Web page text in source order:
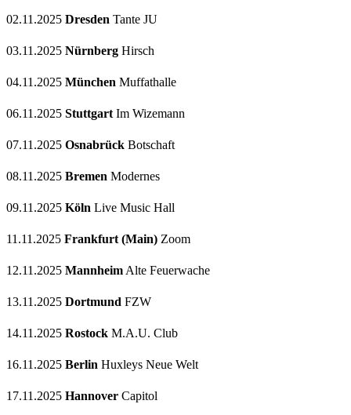
02.11.2025 Dresden Tante JU
03.11.2025 Nürnberg Hirsch
04.11.2025 München Muffathalle
06.11.2025 Stuttgart Im Wizemann
07.11.2025 Osnabrück Botschaft
08.11.2025 Bremen Modernes
09.11.2025 Köln Live Music Hall
11.11.2025 Frankfurt (Main) Zoom
12.11.2025 Mannheim Alte Feuerwache
13.11.2025 Dortmund FZW
14.11.2025 Rostock M.A.U. Club
16.11.2025 Berlin Huxleys Neue Welt
17.11.2025 Hannover Capitol